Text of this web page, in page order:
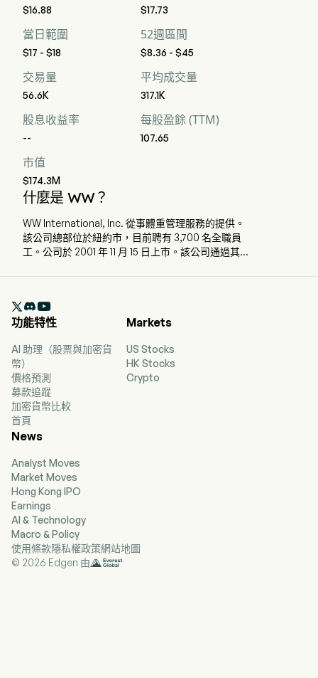
$16.88 $17.73
當日範圍
$17 - $18
52週區間
$8.36 - $45
交易量
56.6K
平均成交量
317.1K
股息收益率
--
每股盈餘 (TTM)
107.65
市值
$174.3M
什麼是 WW？
WW International, Inc. 從事體重管理服務的提供。
該公司總部位於紐約市，目前聘有 3,700 名全職員
工。公司於 2001 年 11 月 15 日上市。該公司通過其醫
改變科學。它們包含一系列以科學為基礎的營養、
活動、行為及生活方式工具和方法，可根據個人減
人士的不同需求。其服務包括行為改變計劃、
WeightWatchers 醫療中心、授權及消費者產品銷
售。其訂閱業務包括數位業務、研討會加數位業
務、臨床業務以及針對企業的 WeightWatchers 計
劃，提供營養和行為改變科學。其 WW 品牌產品包
括能量棒、零食、食譜書籍和廚房用具。

功能特性
AI 助理（股票與加密貨
幣）
價格預測
募款追蹤
加密貨幣比較
首頁
Markets
US Stocks
HK Stocks
Crypto
News
Analyst Moves
Market Moves
Hong Kong IPO
Earnings
AI & Technology
Macro & Policy
使用條款隱私權政策網站地圖
© 2026 Edgen 由